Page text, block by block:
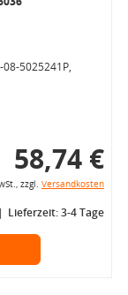
08-5025241P,
58,74 €
zzgl. Versandkosten
Lieferzeit: 3-4 Tage